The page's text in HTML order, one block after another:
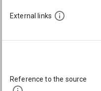
External links
Reference to the source